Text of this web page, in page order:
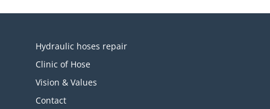
Hydraulic hoses repair
Clinic of Hose
Vision & Values
Contact